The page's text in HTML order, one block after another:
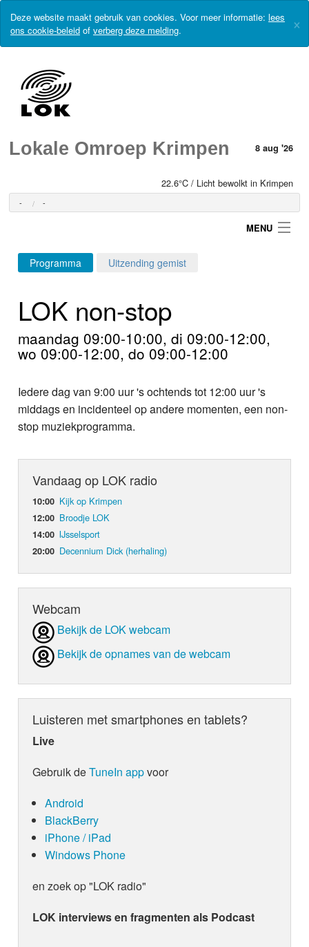
Deze website maakt gebruik van cookies. Voor meer informatie: lees
ons cookie-beleid of verberg deze melding. ×
Lokale Omroep Krimpen 8 aug '26
22.6°C / Licht bewolkt in Krimpen
- -
MENU
Login
Home
Programma's
Foto's
Webcam
Info
Programma Uitzending gemist
LOK non-stop
maandag 09:00-10:00, di 09:00-12:00,
wo 09:00-12:00, do 09:00-12:00
Iedere dag van 9:00 uur 's ochtends tot 12:00 uur 's
middags en incidenteel op andere momenten, een non-
stop muziekprogramma.
Vandaag op LOK radio
10:00 Kijk op Krimpen
12:00 Broodje LOK
14:00 IJsselsport
20:00 Decennium Dick (herhaling)
Webcam
Bekijk de LOK webcam
Bekijk de opnames van de webcam
Luisteren met smartphones en tablets?
Live
Gebruik deTuneIn appvoor
Android
BlackBerry
iPhone / iPad
Windows Phone
en zoek op "LOK radio"
LOK interviews en fragmenten als Podcast